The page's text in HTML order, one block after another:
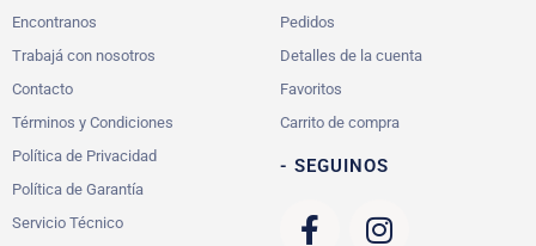
Encontranos
Trabajá con nosotros
Contacto
Términos y Condiciones
Política de Privacidad
Política de Garantía
Servicio Técnico
Pedidos
Detalles de la cuenta
Favoritos
Carrito de compra
- SEGUINOS